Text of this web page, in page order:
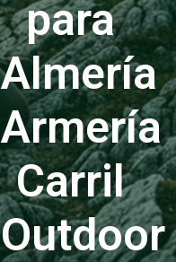
para
Almería
Armería
Carril
Outdoor